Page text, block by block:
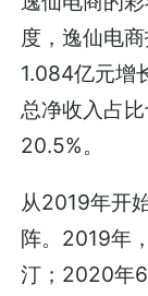
度，逸仙电
1.084亿元增
总净收入占
20.5%。
从2019年开
阵。2019年
汀；2020年